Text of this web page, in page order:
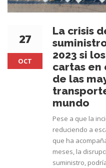
27
OCT
La crisis
2023 si
cartas en
de las
mundo
Pese a que la
reduciendo a
que ha
meses, la
suministro,